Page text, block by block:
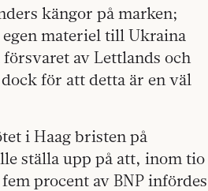
kängor på marken;
materiel till Ukraina
av Lettlands och
för att detta är en väl
i Haag bristen på
ställa upp på att, inom tio
procent av BNP infördes